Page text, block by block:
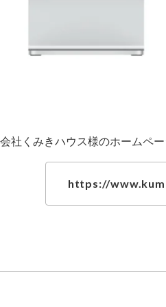
社くみきハウス様のホームペ
https://